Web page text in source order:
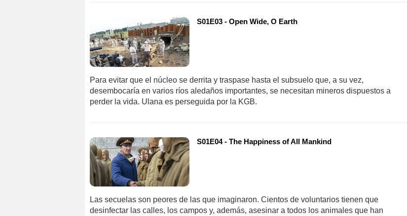
S01E03 - Open Wide, O Earth
Para evitar que el núcleo se derrita y traspase hasta el subsuelo que, a su vez,
desembocaría en varios ríos aledaños importantes, se necesitan mineros dispuestos a
perder la vida. Ulana es perseguida por la KGB.
S01E04 - The Happiness of All Mankind
Las secuelas son peores de las que imaginaron. Cientos de voluntarios tienen que
desinfectar las calles, los campos y, además, asesinar a todos los animales que han